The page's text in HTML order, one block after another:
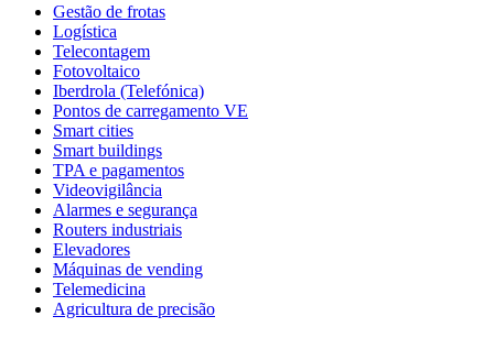
Gestão de frotas
Logística
Telecontagem
Fotovoltaico
Iberdrola (Telefónica)
Pontos de carregamento VE
Smart cities
Smart buildings
TPA e pagamentos
Videovigilância
Alarmes e segurança
Routers industriais
Elevadores
Máquinas de vending
Telemedicina
Agricultura de precisão